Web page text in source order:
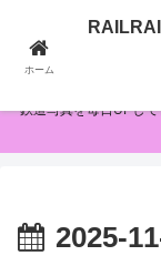
鉄道写真を毎日UPし
2025-
ホーム